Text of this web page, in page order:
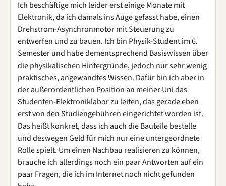
Ich beschäftige mich leider erst einige Monate mit
Elektronik, da ich damals ins Auge gefasst habe, einen
Drehstrom-Asynchronmotor mit Steuerung zu
entwerfen und zu bauen. Ich bin Physik-Student im 6.
Semester und habe dementsprechend Basiswissen über
die physikalischen Hintergründe, jedoch nur sehr wenig
praktisches, angewandtes Wissen. Dafür bin ich aber in
der außerordentlichen Position an meiner Uni das
Studenten-Elektroniklabor zu leiten, das gerade eben
erst von den Studiengebühren eingerichtet worden ist.
Das heißt konkret, dass ich auch die Bauteile bestelle
und deswegen Geld für mich nur eine untergeordnete
Rolle spielt. Um einen Nachbau realisieren zu können,
brauche ich allerdings noch ein paar Antworten auf ein
paar Fragen, die ich im Internet noch nicht gefunden